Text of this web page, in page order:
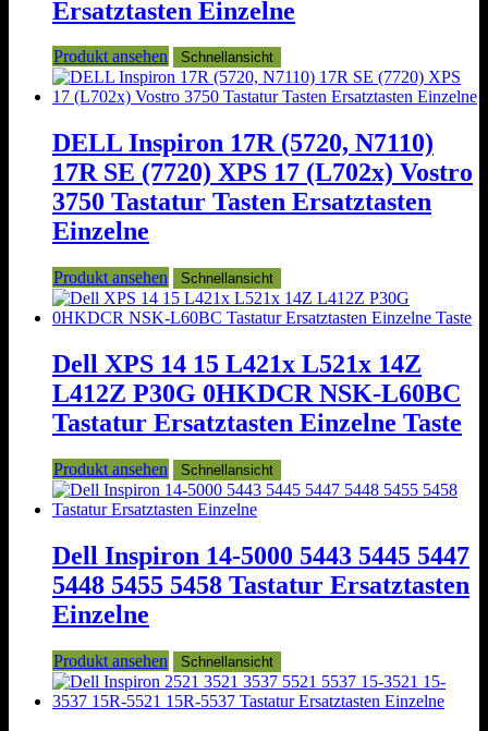
Ersatztasten Einzelne
Produkt ansehen Schnellansicht
DELL Inspiron 17R (5720, N7110)
17R SE (7720) XPS 17 (L702x) Vostro
3750 Tastatur Tasten Ersatztasten
Einzelne
Produkt ansehen Schnellansicht
Dell XPS 14 15 L421x L521x 14Z
L412Z P30G 0HKDCR NSK-L60BC
Tastatur Ersatztasten Einzelne Taste
Produkt ansehen Schnellansicht
Dell Inspiron 14-5000 5443 5445 5447
5448 5455 5458 Tastatur Ersatztasten
Einzelne
Produkt ansehen Schnellansicht